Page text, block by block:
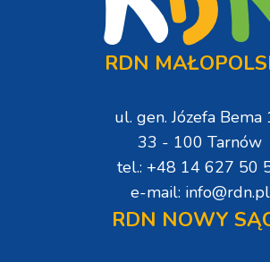
RDN
ul. gen. Józefa Bema
33 - 100 Tarnów
tel.: +48 14 627 50
e-mail: info@rdn.pl
RDN NOWY